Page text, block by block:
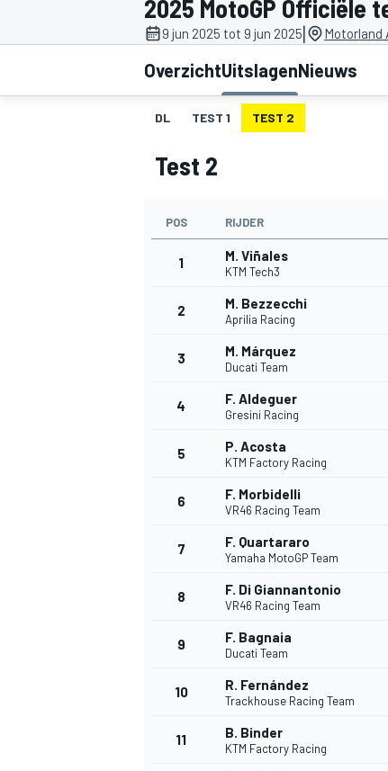
DTM
2025 MotoGP Officiële
9 jun 2025 tot 9 jun 2025| Motorland
OverzichtUitslagenNieuws
DL TEST 1 TEST 2
Test 2
POS RIJDER
1 M. Viñales
KTM Tech3
2 M. Bezzecchi
Aprilia Racing
3 M. Márquez
Ducati Team
4 F. Aldeguer
Gresini Racing
5 P. Acosta
KTM Factory Racing
6 F. Morbidelli
VR46 Racing Team
7 F. Quartararo
Yamaha MotoGP Team
8 F. Di Giannantonio
VR46 Racing Team
9 F. Bagnaia
Ducati Team
10 R. Fernández
Trackhouse Racing Team
11 B. Binder
KTM Factory Racing